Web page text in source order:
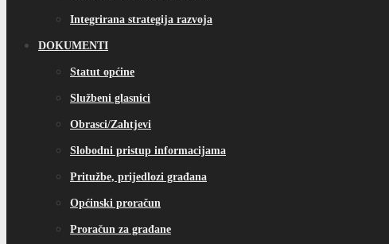
Integrirana strategija razvoja
DOKUMENTI
Statut općine
Službeni glasnici
Obrasci/Zahtjevi
Slobodni pristup informacijama
Pritužbe, prijedlozi građana
Općinski proračun
Proračun za građane